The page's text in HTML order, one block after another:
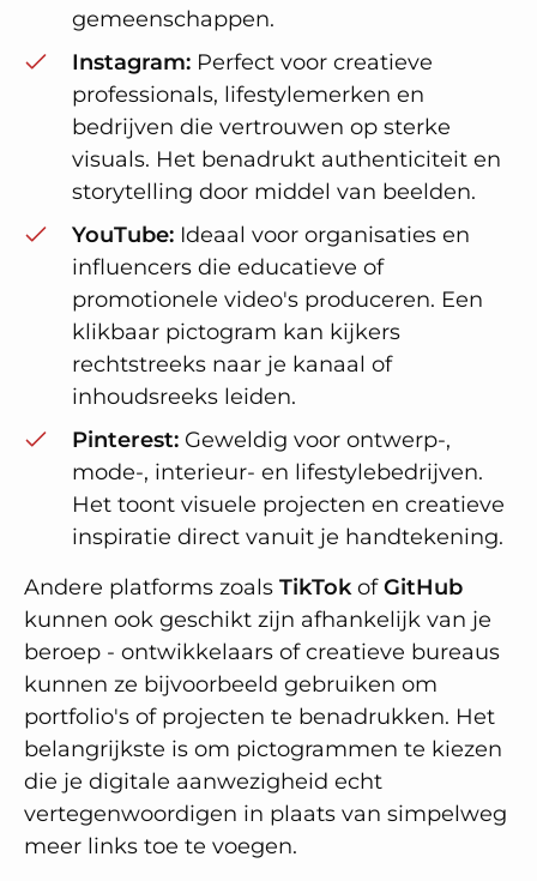
gemeenschappen.
Instagram:Perfect voor creatieve
professionals, lifestylemerken en
bedrijven die vertrouwen op sterke
visuals. Het benadrukt authenticiteit en
storytelling door middel van beelden.
YouTube:Ideaal voor organisaties en
influencers die educatieve of
promotionele video's produceren. Een
klikbaar pictogram kan kijkers
rechtstreeks naar je kanaal of
inhoudsreeks leiden.
Pinterest:Geweldig voor ontwerp-,
mode-, interieur- en lifestylebedrijven.
Het toont visuele projecten en creatieve
inspiratie direct vanuit je handtekening.
Andere platforms zoals TikTokofGitHub
kunnen ook geschikt zijn afhankelijk van je
beroep - ontwikkelaars of creatieve bureaus
kunnen ze bijvoorbeeld gebruiken om
portfolio's of projecten te benadrukken. Het
belangrijkste is om pictogrammen te kiezen
die je digitale aanwezigheid echt
vertegenwoordigen in plaats van simpelweg
meer links toe te voegen.